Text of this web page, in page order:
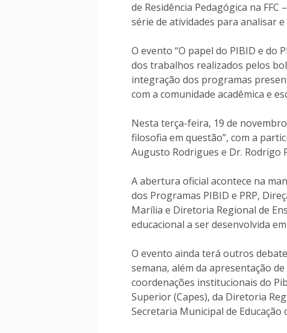
de Residência Pedagógica na
série de atividades para analisar
O evento “O papel do PIBID e do
dos trabalhos realizados pelos
integração dos programas
com a comunidade acadêmica e
Nesta terça-feira, 19 de
filosofia em questão”, com a
Augusto Rodrigues e Dr. Rodrigo
A abertura oficial acontece na
dos Programas PIBID e PRP,
Marília e Diretoria Regional de
educacional a ser desenvolvida
O evento ainda terá outros
semana, além da apresentação
coordenações institucionais do
Superior (Capes), da Diretoria
Secretaria Municipal de Educação